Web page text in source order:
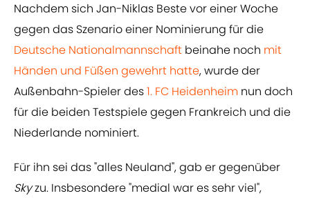
Nachdem sich Jan-Niklas Beste vor einer Woche
gegen das Szenario einer Nominierung für die
Deutsche Nationalmannschaft beinahe noch mit
Händen und Füßen gewehrt hatte, wurde der
Außenbahn-Spieler des1. FC Heidenheim nun doch
für die beiden Testspiele gegen Frankreich und die
Niederlande nominiert.
Für ihn sei das "alles Neuland", gab er gegenüber
Skyzu. Insbesondere "medial war es sehr viel",